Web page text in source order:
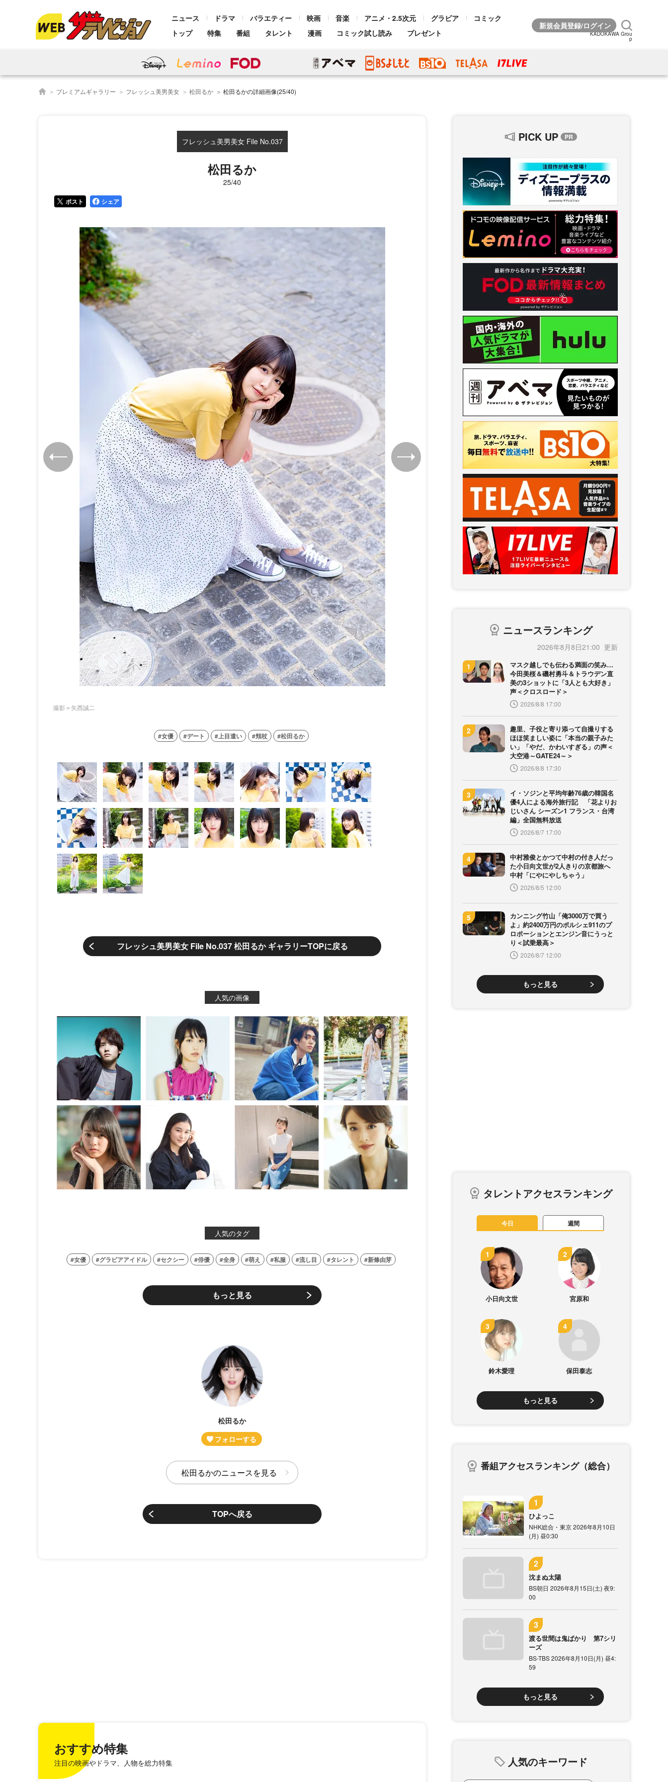
ニュース ドラマ バラエティー 映画 音楽 アニメ・2.5次元 グラビア
コミック
トップ
特集 番組 タレント 漫画 コミック試し読み プレゼント KADOKAWA Grou
p
プレミアムギャラリー フレッシュ美男美女 松田るか 松田るかの詳細画像(25/40)
フレッシュ美男美女 File No.037
松田るか
25/40
ポスト シェア
撮影＝矢西誠二
女優 デート 上目遣い 頬杖 松田るか
フレッシュ美男美女 File No.037 松田るか ギャラリーTOPに戻る
人気の画像
人気のタグ
女優 グラビアアイドル セクシー 俳優 全身 萌え 私服 流し目 タレント 新條由芽
もっと見る
松田るか
松田るかのニュースを見る
TOPへ戻る
おすすめ特集
注目の映画やドラマ、人物を総力特集
PICK UP
ニュースランキング
2026年8月8日21:00
マスク越しでも伝わる満面の笑み…
今田美桜＆磯村勇斗＆トラウデン直
美の3ショットに「3人とも大好き」
声＜クロスロード＞
2026/8/8 17:00
趣里、子役と寄り添って自撮りする
ほほ笑ましい姿に「本当の親子みた
い」「やだ、かわいすぎる」の声＜
大空港～GATE24～＞
2026/8/8 17:30
イ・ソジンと平均年齢76歳の韓国名
優4人による海外旅行記 「花よりお
じいさん シーズン1 フランス・台湾
編」全国無料放送
2026/8/7 17:00
中村雅俊とかつて中村の付き人だっ
た小日向文世が2人きりの京都旅へ
中村「にやにやしちゃう」
2026/8/5 12:00
カンニング竹山「俺3000万で買う
よ」約2400万円のポルシェ911のプ
ロポーションとエンジン音にうっと
り＜試乗最高＞
2026/8/7 12:00
もっと見る
タレントアクセスランキング
今日 週間
小日向文世 宮原和
鈴木愛理 保田泰志
もっと見る
番組アクセスランキング（総合）
ひよっこ
NHK総合・東京 2026年8月10日
(月) 昼0:30
沈まぬ太陽
BS朝日 2026年8月15日(土) 夜9:
00
渡る世間は鬼ばかり 第7シリ
ーズ
BS-TBS 2026年8月10日(月) 昼4:
59
もっと見る
人気のキーワード